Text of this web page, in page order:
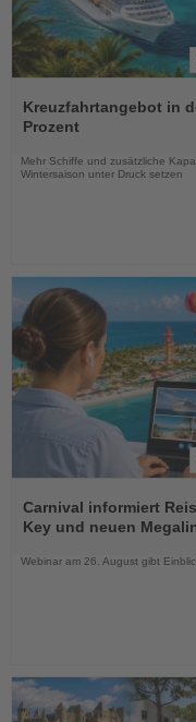
Sie
die
Kreuzfahrtangebot in
Prozent
Mehr Schiffe und zusätzliche
Wintersaison unter Druck setzen
Sie
die
Nachrichten
Carnival informiert
Key und neuen
Webinar am 26. August gibt